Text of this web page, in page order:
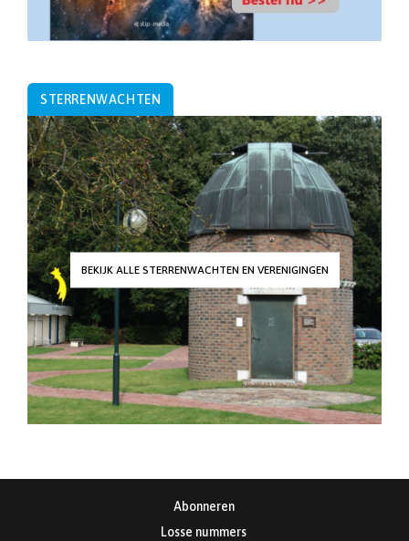
STERRENWACHTEN
BEKIJK ALLE STERRENWACHTEN EN VERENIGINGEN
Abonneren
Losse nummers